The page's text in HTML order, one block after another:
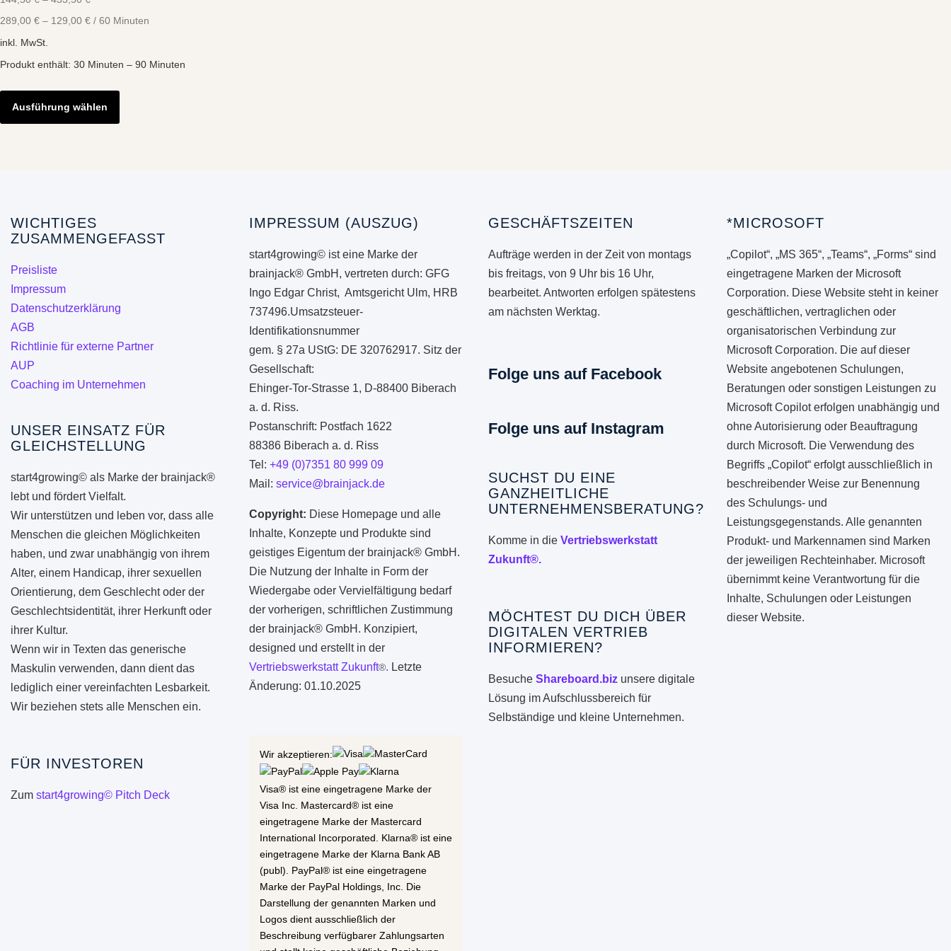
289,00 € – 129,00 € / 60 Minuten
inkl. MwSt.
Produkt enthält: 30 Minuten – 90 Minuten
Ausführung wählen
weist
können
gewählt
WICHTIGES
ZUSAMMENGEFASST
Preisliste
Impressum
Datenschutzerklärung
AGB
Richtlinie für externe Partner
AUP
Coaching im Unternehmen
UNSER EINSATZ FÜR
GLEICHSTELLUNG
start4growing© als Marke der brainjack®
lebt und fördert Vielfalt.
Wir unterstützen und leben vor, dass alle
Menschen die gleichen Möglichkeiten
haben, und zwar unabhängig von ihrem
Alter, einem Handicap, ihrer sexuellen
Orientierung, dem Geschlecht oder der
Geschlechtsidentität, ihrer Herkunft oder
ihrer Kultur.
Wenn wir in Texten das generische
Maskulin verwenden, dann dient das
lediglich einer vereinfachten Lesbarkeit.
Wir beziehen stets alle Menschen ein.
FÜR INVESTOREN
Zum start4growing© Pitch Deck
IMPRESSUM (AUSZUG)
start4growing© ist eine Marke der
brainjack® GmbH, vertreten durch: GFG
Ingo Edgar Christ, Amtsgericht Ulm, HRB
737496.Umsatzsteuer-
Identifikationsnummer
gem. § 27a UStG: DE 320762917. Sitz der
Gesellschaft:
Ehinger-Tor-Strasse 1, D-88400 Biberach
a. d. Riss.
Postanschrift: Postfach 1622
88386 Biberach a. d. Riss
Tel:+49 (0)7351 80 999 09
Mail:service@brainjack.de
Copyright: Diese Homepage und alle
Inhalte, Konzepte und Produkte sind
geistiges Eigentum der brainjack® GmbH.
Die Nutzung der Inhalte in Form der
Wiedergabe oder Vervielfältigung bedarf
der vorherigen, schriftlichen Zustimmung
der brainjack® GmbH. Konzipiert,
designed und erstellt in der
Vertriebswerkstatt Zukunft®. Letzte
Änderung: 01.10.2025
Wir akzeptieren:
Visa® ist eine eingetragene Marke der
Visa Inc. Mastercard® ist eine
eingetragene Marke der Mastercard
International Incorporated. Klarna® ist eine
eingetragene Marke der Klarna Bank AB
(publ). PayPal® ist eine eingetragene
Marke der PayPal Holdings, Inc. Die
Darstellung der genannten Marken und
Logos dient ausschließlich der
Beschreibung verfügbarer Zahlungsarten
GESCHÄFTSZEITEN
Aufträge werden in der Zeit von montags
bis freitags, von 9 Uhr bis 16 Uhr,
bearbeitet. Antworten erfolgen spätestens
am nächsten Werktag.
Folge uns auf Facebook
Folge uns auf Instagram
SUCHST DU EINE
GANZHEITLICHE
UNTERNEHMENSBERATUNG?
Komme in die Vertriebswerkstatt
Zukunft®.
MÖCHTEST DU DICH ÜBER
DIGITALEN VERTRIEB
INFORMIEREN?
Besuche Shareboard.bizunsere digitale
Lösung im Aufschlussbereich für
Selbständige und kleine Unternehmen.
*MICROSOFT
„Copilot“, „MS 365“, „Teams“, „Forms“ sind
eingetragene Marken der Microsoft
Corporation. Diese Website steht in keiner
geschäftlichen, vertraglichen oder
organisatorischen Verbindung zur
Microsoft Corporation. Die auf dieser
Website angebotenen Schulungen,
Beratungen oder sonstigen Leistungen zu
Microsoft Copilot erfolgen unabhängig und
ohne Autorisierung oder Beauftragung
durch Microsoft. Die Verwendung des
Begriffs „Copilot“ erfolgt ausschließlich in
beschreibender Weise zur Benennung
des Schulungs- und
Leistungsgegenstands. Alle genannten
Produkt- und Markennamen sind Marken
der jeweiligen Rechteinhaber. Microsoft
übernimmt keine Verantwortung für die
Inhalte, Schulungen oder Leistungen
dieser Website.